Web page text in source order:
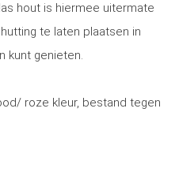
hout is hiermee uitermate
te laten plaatsen in
kunt genieten.
roze kleur, bestand tegen